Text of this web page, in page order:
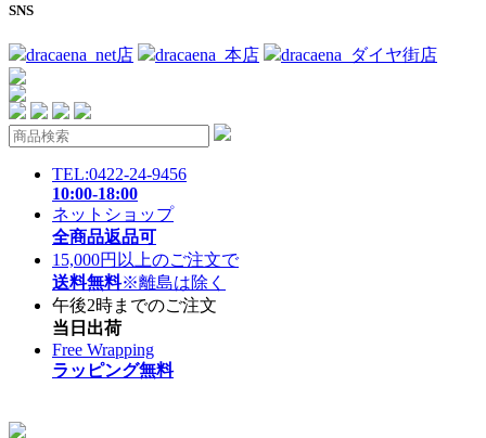
SNS
dracaena_net店 dracaena_本店 dracaena_ダイヤ街店
TEL:0422-24-9456
10:00-18:00
ネットショップ
全商品返品可
15,000円以上のご注文で
送料無料※離島は除く
午後2時までのご注文
当日出荷
Free Wrapping
ラッピング無料